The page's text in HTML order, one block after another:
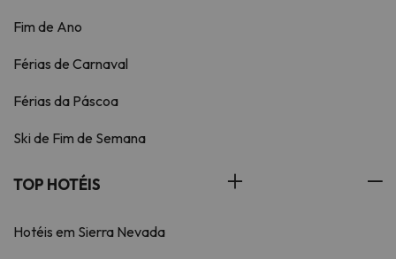
Fim de Ano
Férias de Carnaval
Férias da Páscoa
Ski de Fim de Semana
TOP HOTÉIS
Hotéis em Sierra Nevada